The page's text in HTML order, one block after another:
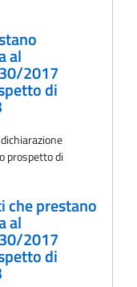
al
2017
di
prospetto di
che prestano
al
2017
di